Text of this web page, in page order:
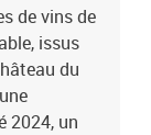
de vins de
issus
du
2024, un